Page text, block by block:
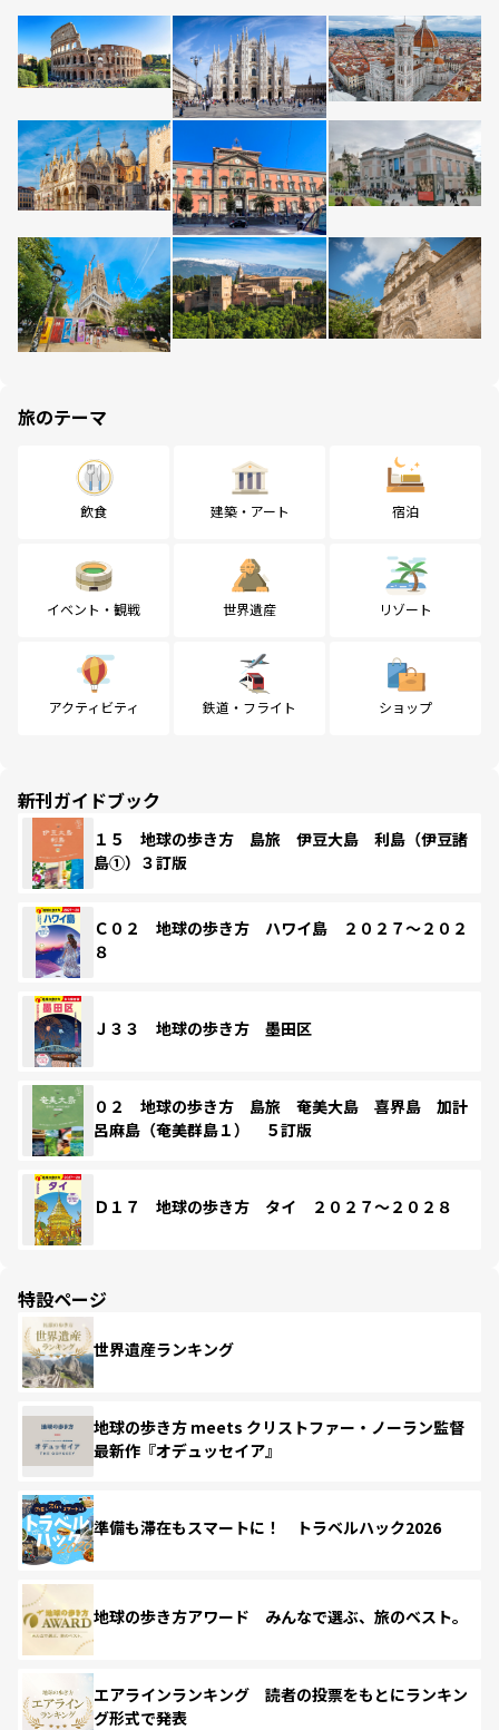
旅のテーマ
飲食 建築・アート 宿泊
イベント・観戦 世界遺産 リゾート
アクティビティ 鉄道・フライト ショップ
新刊ガイドブック
１５ 地球の歩き方 島旅 伊豆大島 利島（伊豆諸
島①）３訂版
Ｃ０２ 地球の歩き方 ハワイ島 ２０２７～２０２
８
Ｊ３３ 地球の歩き方 墨田区
０２ 地球の歩き方 島旅 奄美大島 喜界島 加計
呂麻島（奄美群島１） ５訂版
Ｄ１７ 地球の歩き方 タイ ２０２７～２０２８
特設ページ
世界遺産ランキング
地球の歩き方 meets クリストファー・ノーラン監督
最新作『オデュッセイア』
準備も滞在もスマートに！ トラベルハック2026
地球の歩き方アワード みんなで選ぶ、旅のベスト。
エアラインランキング 読者の投票をもとにランキン
グ形式で発表